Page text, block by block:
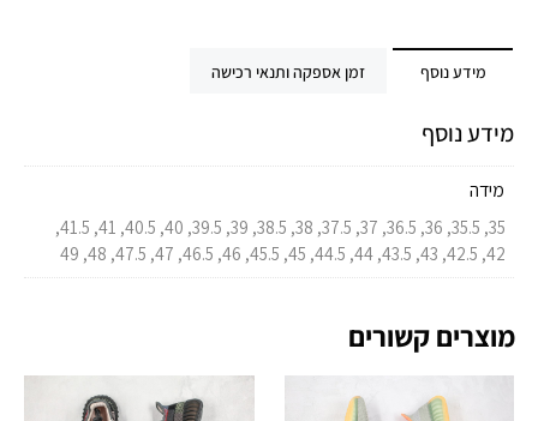
מידע נוסף זמן אספקה ותנאי רכישה
מידע נוסף
מידה
35, 35.5, 36, 36.5, 37, 37.5, 38, 38.5, 39, 39.5, 40, 40.5, 41, 41.5,
42, 42.5, 43, 43.5, 44, 44.5, 45, 45.5, 46, 46.5, 47, 47.5, 48, 49
מוצרים קשורים